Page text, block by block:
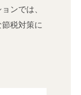
ンでは、
税対策に